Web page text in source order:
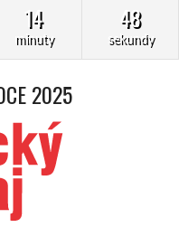
14
minuty
47
sekundy
2025